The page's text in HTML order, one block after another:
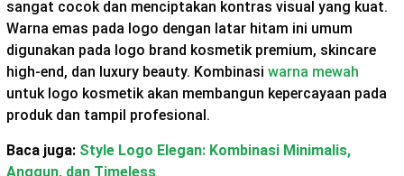
sangat cocok dan menciptakan kontras visual yang kuat.
Warna emas pada logo dengan latar hitam ini umum
digunakan pada logo brand kosmetik premium, skincare
high-end, dan luxury beauty. Kombinasi warna mewah
untuk logo kosmetik akan membangun kepercayaan pada
produk dan tampil profesional.
Baca juga: Style Logo Elegan: Kombinasi Minimalis,
Anggun, dan Timeless